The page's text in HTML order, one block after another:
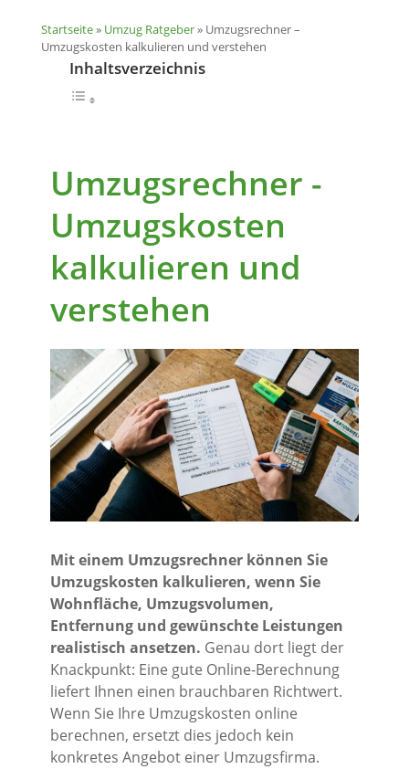
Startseite» Umzug Ratgeber» Umzugsrechner –
Umzugskosten kalkulieren und verstehen
Inhaltsverzeichnis
Umzugsrechner -
Umzugskosten
kalkulieren und
verstehen
Mit einem Umzugsrechner können Sie
Umzugskosten kalkulieren, wenn Sie
Wohnfläche, Umzugsvolumen,
Entfernung und gewünschte Leistungen
realistisch ansetzen. Genau dort liegt der
Knackpunkt: Eine gute Online-Berechnung
liefert Ihnen einen brauchbaren Richtwert.
Wenn Sie Ihre Umzugskosten online
berechnen, ersetzt dies jedoch kein
konkretes Angebot einer Umzugsfirma.